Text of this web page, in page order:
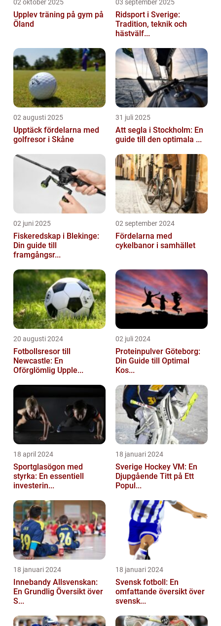
02 oktober 2025
Upplev träning på gym på
Öland
03 september 2025
Ridsport i Sverige:
Tradition, teknik och
hästvälf...
02 augusti 2025
Upptäck fördelarna med
golfresor i Skåne
31 juli 2025
Att segla i Stockholm: En
guide till den optimala ...
02 juni 2025
Fiskeredskap i Blekinge:
Din guide till
framgångsr...
02 september 2024
Fördelarna med
cykelbanor i samhället
20 augusti 2024
Fotbollsresor till
Newcastle: En
Oförglömlig Upple...
02 juli 2024
Proteinpulver Göteborg:
Din Guide till Optimal
Kos...
18 april 2024
Sportglasögon med
styrka: En essentiell
investerin...
18 januari 2024
Sverige Hockey VM: En
Djupgående Titt på Ett
Popul...
18 januari 2024
Innebandy Allsvenskan:
En Grundlig Översikt över
S...
18 januari 2024
Svensk fotboll: En
omfattande översikt över
svensk...